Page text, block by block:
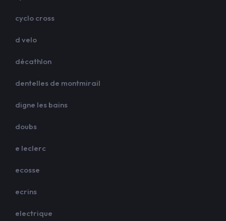
cyclo cross
d velo
décathlon
dentelles de montmirail
digne les bains
doubs
e leclerc
ecosse
ecrins
electrique